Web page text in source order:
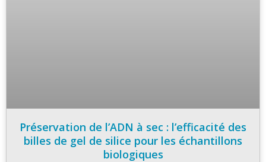
Préservation de l’ADN à sec : l’efficacité des
billes de gel de silice pour les échantillons
biologiques